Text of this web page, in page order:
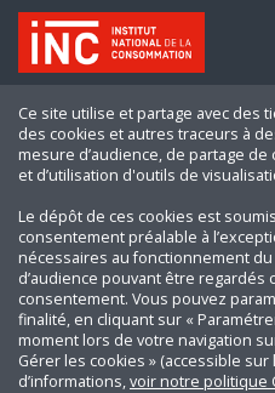
Ce site utilise et partage avec des
des cookies et autres traceurs à
mesure d’audience, de partage
et d’utilisation d'outils de
Le dépôt de ces cookies est
consentement préalable à
nécessaires au fonctionnement
d’audience pouvant être regardés
consentement. Vous pouvez
finalité, en cliquant sur «
moment lors de votre navigation
Gérer les cookies » (accessible
d’informations,voir notre politique